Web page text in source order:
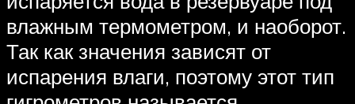
влажным термометром, и наоборот.
Так как значения зависят от
испарения влаги, поэтому этот тип